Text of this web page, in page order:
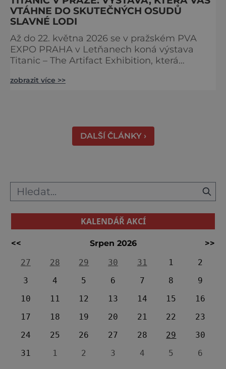
VTÁHNE DO SKUTEČNÝCH OSUDŮ
SLAVNÉ LODI
Až do 22. května 2026 se v pražském PVA
EXPO PRAHA v Letňanech koná výstava
Titanic – The Artifact Exhibition, která
vyzvednutých z vraku legendární lodi. Díky
4. ve 2:20) potopil ke dnu Atlantiku. doslova
na vlastní kůži. Výsta
zobrazit více >>
DALŠÍ ČLÁNKY ›
KALENDÁŘ AKCÍ
<< Srpen 2026
>>
27
28 29 30 31 1
2
3
4 5 6 7 8
9
10
11 12 13 14 15
16
17
18 19 20 21 22
23
24
25 26 27 28 29
30
31
1 2 3 4 5 6